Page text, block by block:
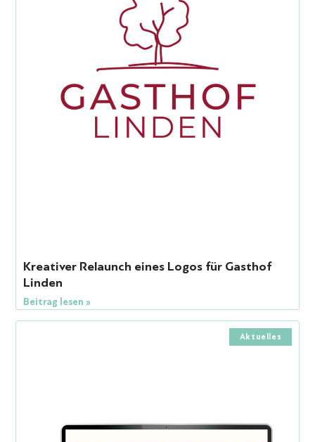
Kreativer Relaunch eines Logos für Gasthof
Linden
Beitrag lesen »
Aktuelles